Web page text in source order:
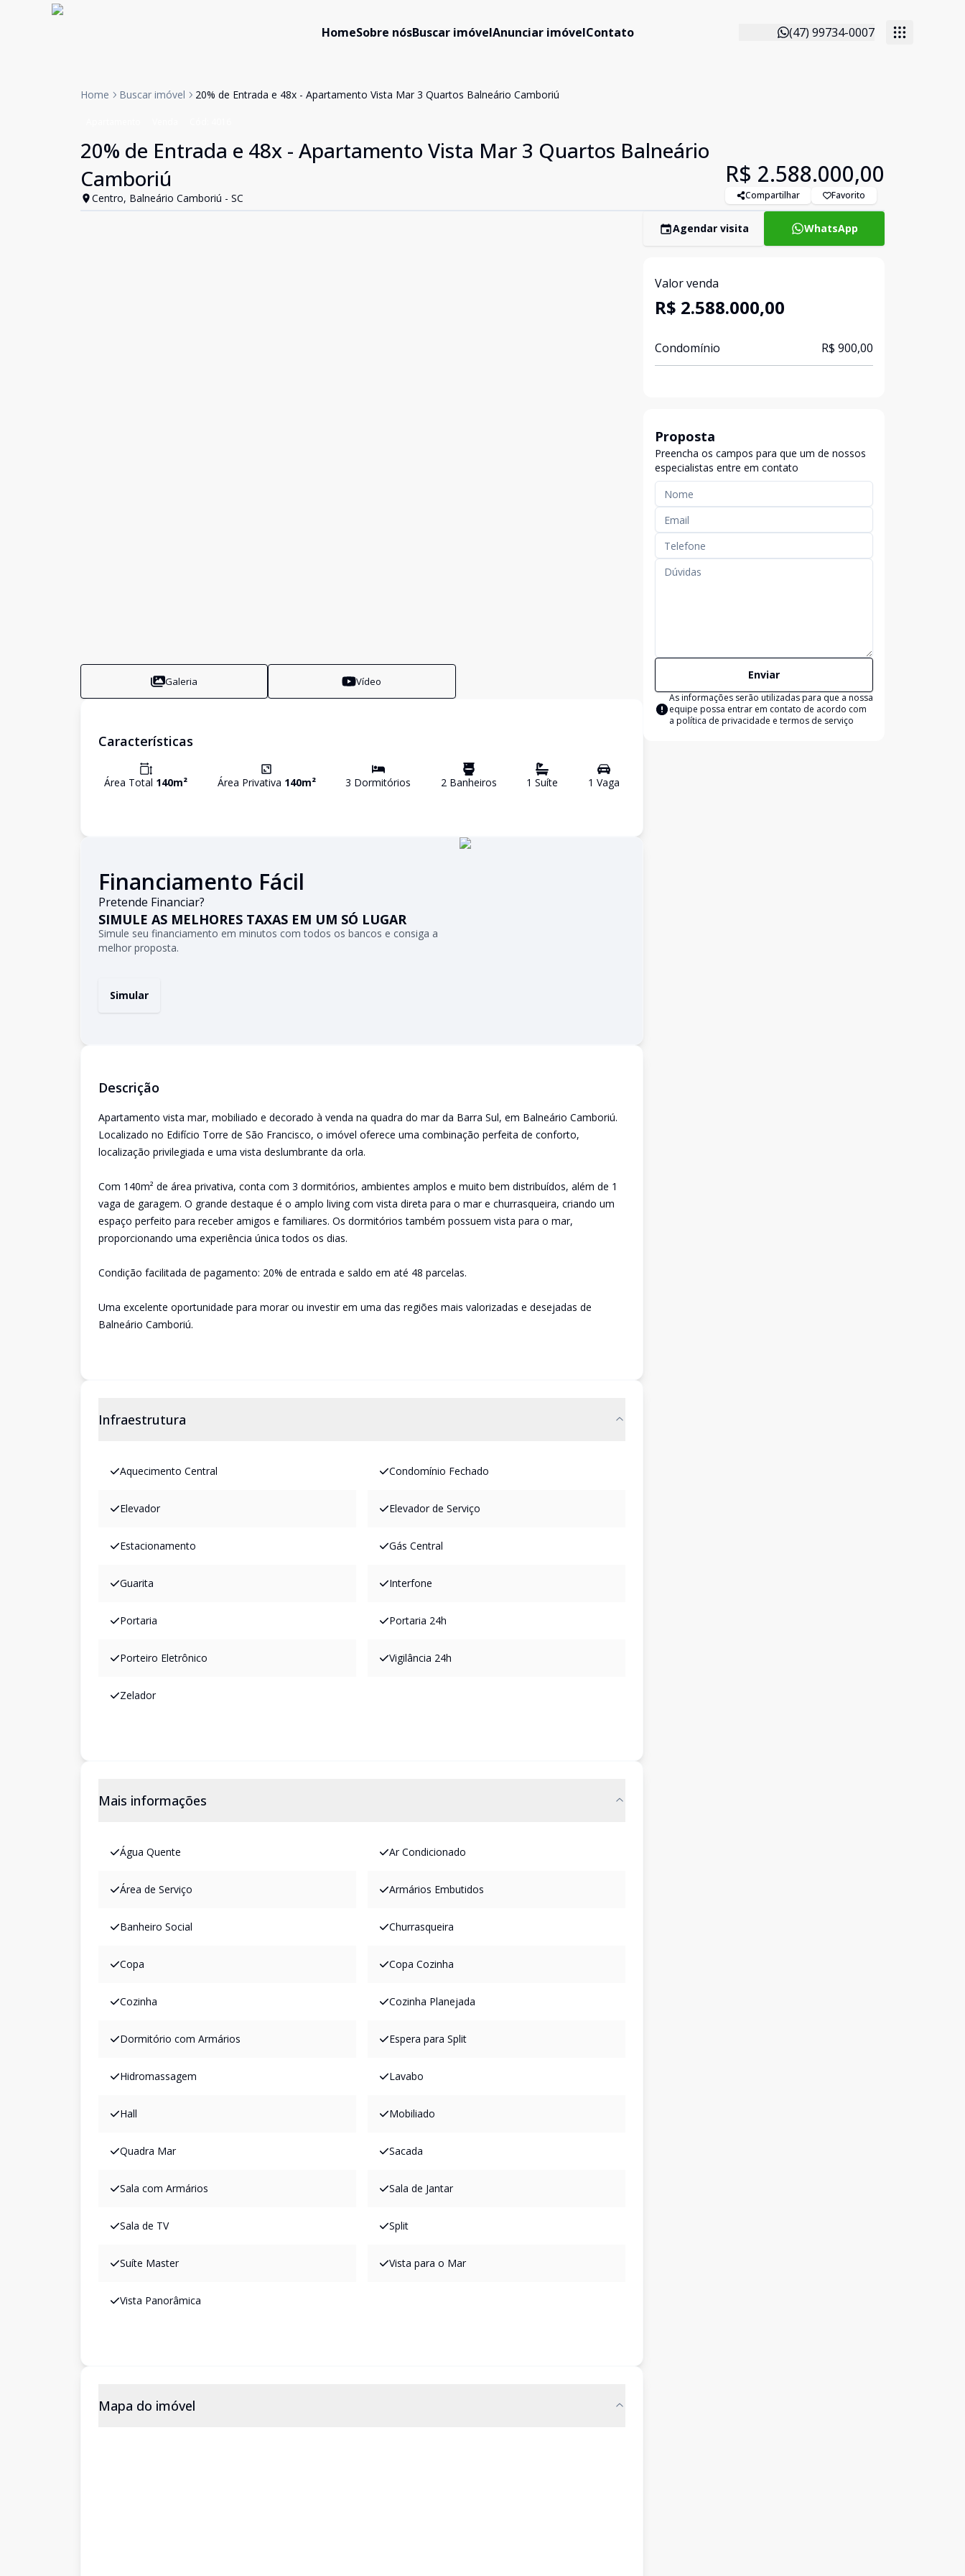
HomeSobre nósBuscar imóvelAnunciar imóvelContato (47) 99734-0007
Home Buscar imóvel 20% de Entrada e 48x - Apartamento Vista Mar 3 Quartos Balneário Camboriú
20% de Entrada e 48x - Apartamento Vista Mar 3 Quartos Balneário
Camboriú
Centro, Balneário Camboriú - SC
R$ 2.588.000,00
Compartilhar Favorito
Galeria Vídeo
Características
Área Total 140m² Área Privativa 140m² 3 Dormitórios 2Banheiros 1 Suíte 1 Vaga
Financiamento Fácil
Pretende Financiar?
SIMULE AS MELHORES TAXAS EM UM SÓ LUGAR
Simule seu financiamento em minutos com todos os bancos e consiga a
melhor proposta.
Simular
Descrição
Apartamento vista mar, mobiliado e decorado à venda na quadra do mar da Barra Sul, em Balneário Camboriú.
Localizado no Edifício Torre de São Francisco, o imóvel oferece uma combinação perfeita de conforto,
localização privilegiada e uma vista deslumbrante da orla.
Com 140m² de área privativa, conta com 3 dormitórios, ambientes amplos e muito bem distribuídos, além de 1
vaga de garagem. O grande destaque é o amplo living com vista direta para o mar e churrasqueira, criando um
espaço perfeito para receber amigos e familiares. Os dormitórios também possuem vista para o mar,
proporcionando uma experiência única todos os dias.
Condição facilitada de pagamento: 20% de entrada e saldo em até 48 parcelas.
Uma excelente oportunidade para morar ou investir em uma das regiões mais valorizadas e desejadas de
Balneário Camboriú.
Infraestrutura
Aquecimento Central Condomínio Fechado
Elevador Elevador de Serviço
Estacionamento Gás Central
Guarita Interfone
Portaria Portaria 24h
Porteiro Eletrônico Vigilância 24h
Zelador
Mais informações
Água Quente Ar Condicionado
Área de Serviço Armários Embutidos
Banheiro Social Churrasqueira
Copa Copa Cozinha
Cozinha Cozinha Planejada
Dormitório com Armários Espera para Split
Hidromassagem Lavabo
Hall Mobiliado
Quadra Mar Sacada
Sala com Armários Sala de Jantar
Sala de TV Split
Suíte Master Vista para o Mar
Vista Panorâmica
Mapa do imóvel
Agendar visita WhatsApp
Valor venda
R$ 2.588.000,00
Condomínio R$ 900,00
Proposta
Preencha os campos para que um de nossos
especialistas entre em contato
Enviar
As informações serão utilizadas para que a nossa
equipe possa entrar em contato de acordo com
a política de privacidade e termos de serviço